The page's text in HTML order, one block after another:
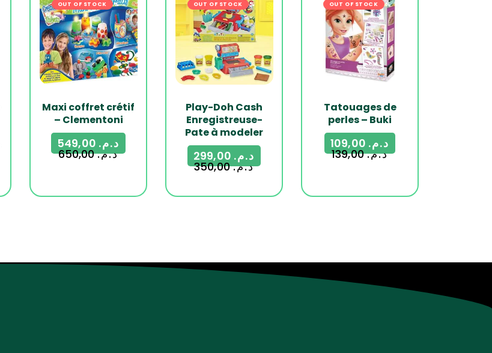
OUT OF STOCK-16%
Maxi coffret crétif
– Clementoni
د.م.650,00
د.م.
OUT OF STOCK-15%
Play-Doh Cash
Enregistreuse-
Pate à modeler
د.م.350,00
د.م.
OUT OF STOCK-22%
Tatouages de
perles – Buki
د.م.139,00
د.م.